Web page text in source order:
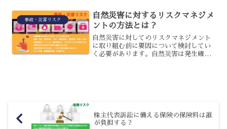
とマネジメントすることが...
事故・災害リスク
自然災害に対するリスクマネジメ
ントの方法とは？
自然災害に対してのリスクマネジメント
に取り組む前に要因について検討してい
く必要があります。自然災害は発生確率
株主代表訴訟に備える保険の保険料は誰
が負担する？